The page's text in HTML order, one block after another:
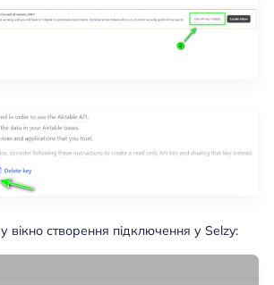
у вікно створення підключення у Selzy: